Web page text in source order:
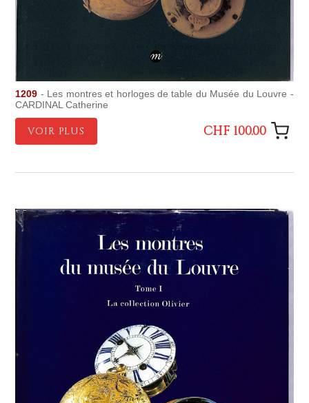
1209 - Les montres et horloges de table du Musée du Louvre -
CARDINAL Catherine
VOIR PLUS CHF 100.00